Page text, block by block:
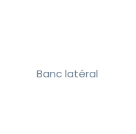
Banc latéral